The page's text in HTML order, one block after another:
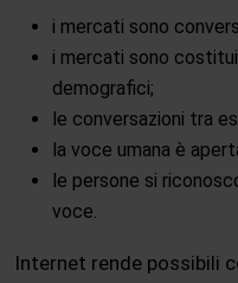
i mercati sono
i mercati sono
demografici;
le conversazioni tra
la voce umana è
le persone si
voce.
Internet rende possibili